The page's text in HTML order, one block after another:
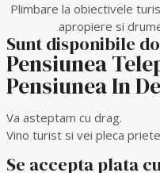
Plimbare la obiectivele
apropiere si
Sunt disponibile
Pensiunea
Pensiunea In
Va asteptam cu drag.
Vino turist si vei pleca
Se accepta plata